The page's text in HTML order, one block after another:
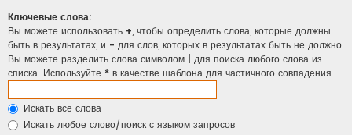
Ключевые слова:
Вы можете использовать +, чтобы определить слова, которые должны
быть в результатах, и - для слов, которых в результатах быть не должно.
Вы можете разделить слова символом
для поиска любого слова из
списка. Используйте * в качестве шаблона для частичного совпадения.
Искать все слова
Искать любое слово/поиск с языком запросов